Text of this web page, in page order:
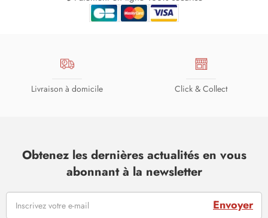
Livraison à domicile Click & Collect
Obtenez les dernières actualités en vous
abonnant à la newsletter
Envoyer